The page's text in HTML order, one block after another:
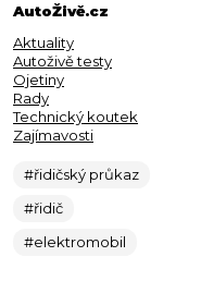
AutoŽivě.cz
Aktuality
Autoživě testy
Ojetiny
Rady
Technický koutek
Zajímavosti
#řidičský průkaz
#řidič
#elektromobil